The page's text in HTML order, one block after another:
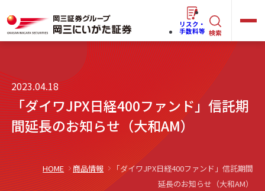
ー
ワ
ー
ド
で
探
す
らくらくネット情報便
法人(オーナー)さま向けサービス
リスク・
手数料等 検索
キ
ー
ド
で
探
す
2023.04.18
「ダイワJPX日経400ファンド」信託期
間延長のお知らせ（大和AM）
HOME 商品情報
「ダイワJPX日経400ファンド」信託期間
延長のお知らせ（大和AM）